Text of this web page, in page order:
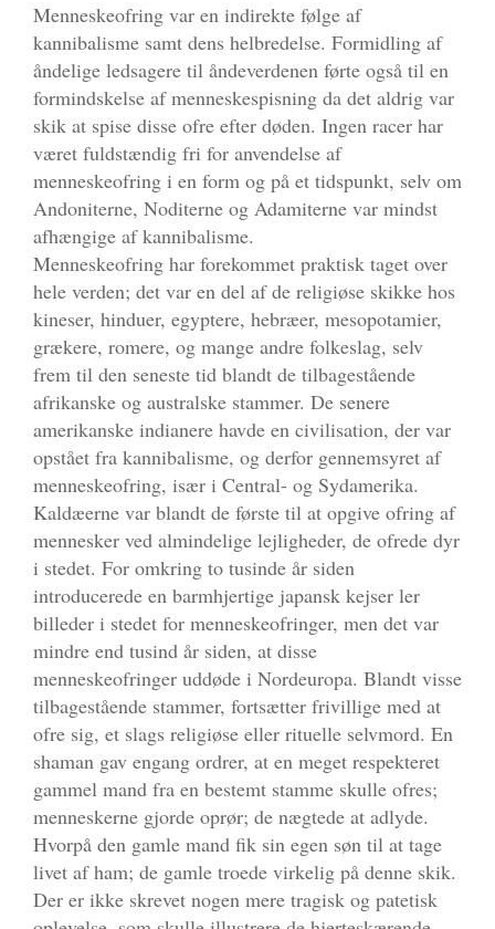
Menneskeofring var en indirekte følge af
kannibalisme samt dens helbredelse. Formidling af
åndelige ledsagere til åndeverdenen førte også til en
formindskelse af menneskespisning da det aldrig var
skik at spise disse ofre efter døden. Ingen racer har
været fuldstændig fri for anvendelse af
menneskeofring i en form og på et tidspunkt, selv om
Andoniterne, Noditerne og Adamiterne var mindst
afhængige af kannibalisme.
Menneskeofring har forekommet praktisk taget over
hele verden; det var en del af de religiøse skikke hos
kineser, hinduer, egyptere, hebræer, mesopotamier,
grækere, romere, og mange andre folkeslag, selv
frem til den seneste tid blandt de tilbagestående
afrikanske og australske stammer. De senere
amerikanske indianere havde en civilisation, der var
opstået fra kannibalisme, og derfor gennemsyret af
menneskeofring, især i Central- og Sydamerika.
Kaldæerne var blandt de første til at opgive ofring af
mennesker ved almindelige lejligheder, de ofrede dyr
i stedet. For omkring to tusinde år siden
introducerede en barmhjertige japansk kejser ler
billeder i stedet for menneskeofringer, men det var
mindre end tusind år siden, at disse
menneskeofringer uddøde i Nordeuropa. Blandt visse
tilbagestående stammer, fortsætter frivillige med at
ofre sig, et slags religiøse eller rituelle selvmord. En
shaman gav engang ordrer, at en meget respekteret
gammel mand fra en bestemt stamme skulle ofres;
menneskerne gjorde oprør; de nægtede at adlyde.
Hvorpå den gamle mand fik sin egen søn til at tage
livet af ham; de gamle troede virkelig på denne skik.
Der er ikke skrevet nogen mere tragisk og patetisk